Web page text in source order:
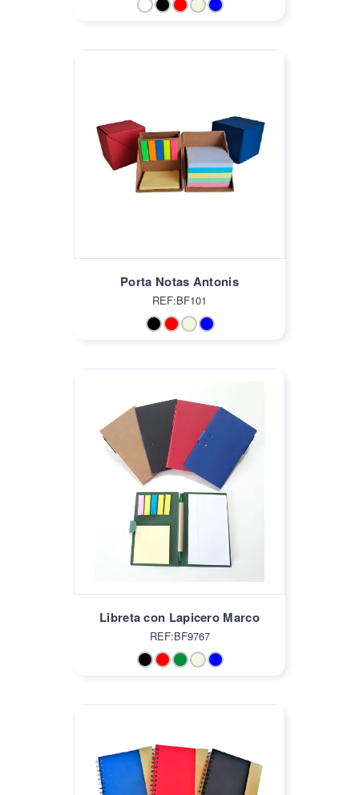
Porta Notas Antonis
REF:BF101
Libreta con Lapicero Marco
REF:BF9767